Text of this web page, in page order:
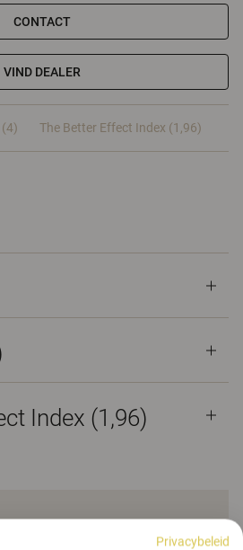
CONTACT
VIND DEALER
The Better Effect Index (1,96)
Index (1,96)
Privacybeleid